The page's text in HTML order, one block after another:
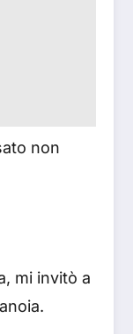
non
mi invitò a